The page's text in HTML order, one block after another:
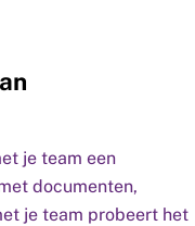
je team een
documenten,
je team probeert het